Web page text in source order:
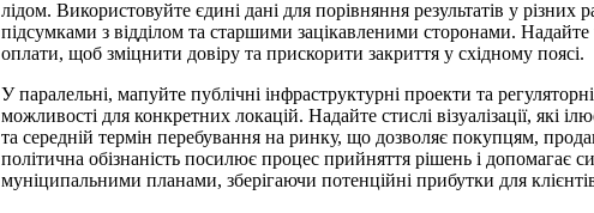
лідом. Використовуйте єдині дані для порівняння результатів у різних
підсумками з відділом та старшими зацікавленими сторонами. Надайте
оплати, щоб зміцнити довіру та прискорити закриття у східному поясі.
У паралельні, мапуйте публічні інфраструктурні проекти та
можливості для конкретних локацій. Надайте стислі візуалізації, які
та середній термін перебування на ринку, що дозволяє покупцям,
політична обізнаність посилює процес прийняття рішень і допомагає
муніципальними планами, зберігаючи потенційні прибутки для